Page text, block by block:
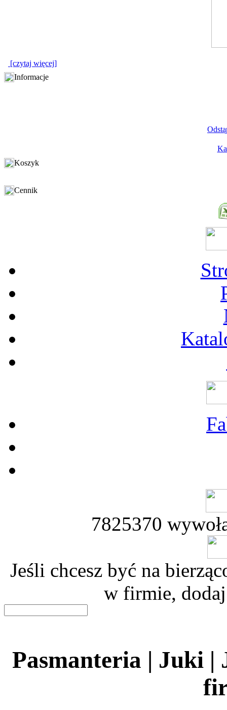
[czytaj więcej]
Informacje
Koszyk
Cennik
7825370
Jeśli chcesz być na
w firmie,
Pasmanteria | Juki |